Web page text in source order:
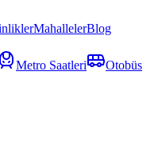
MahallelerBlog
Metro Saatleri
Otobüs